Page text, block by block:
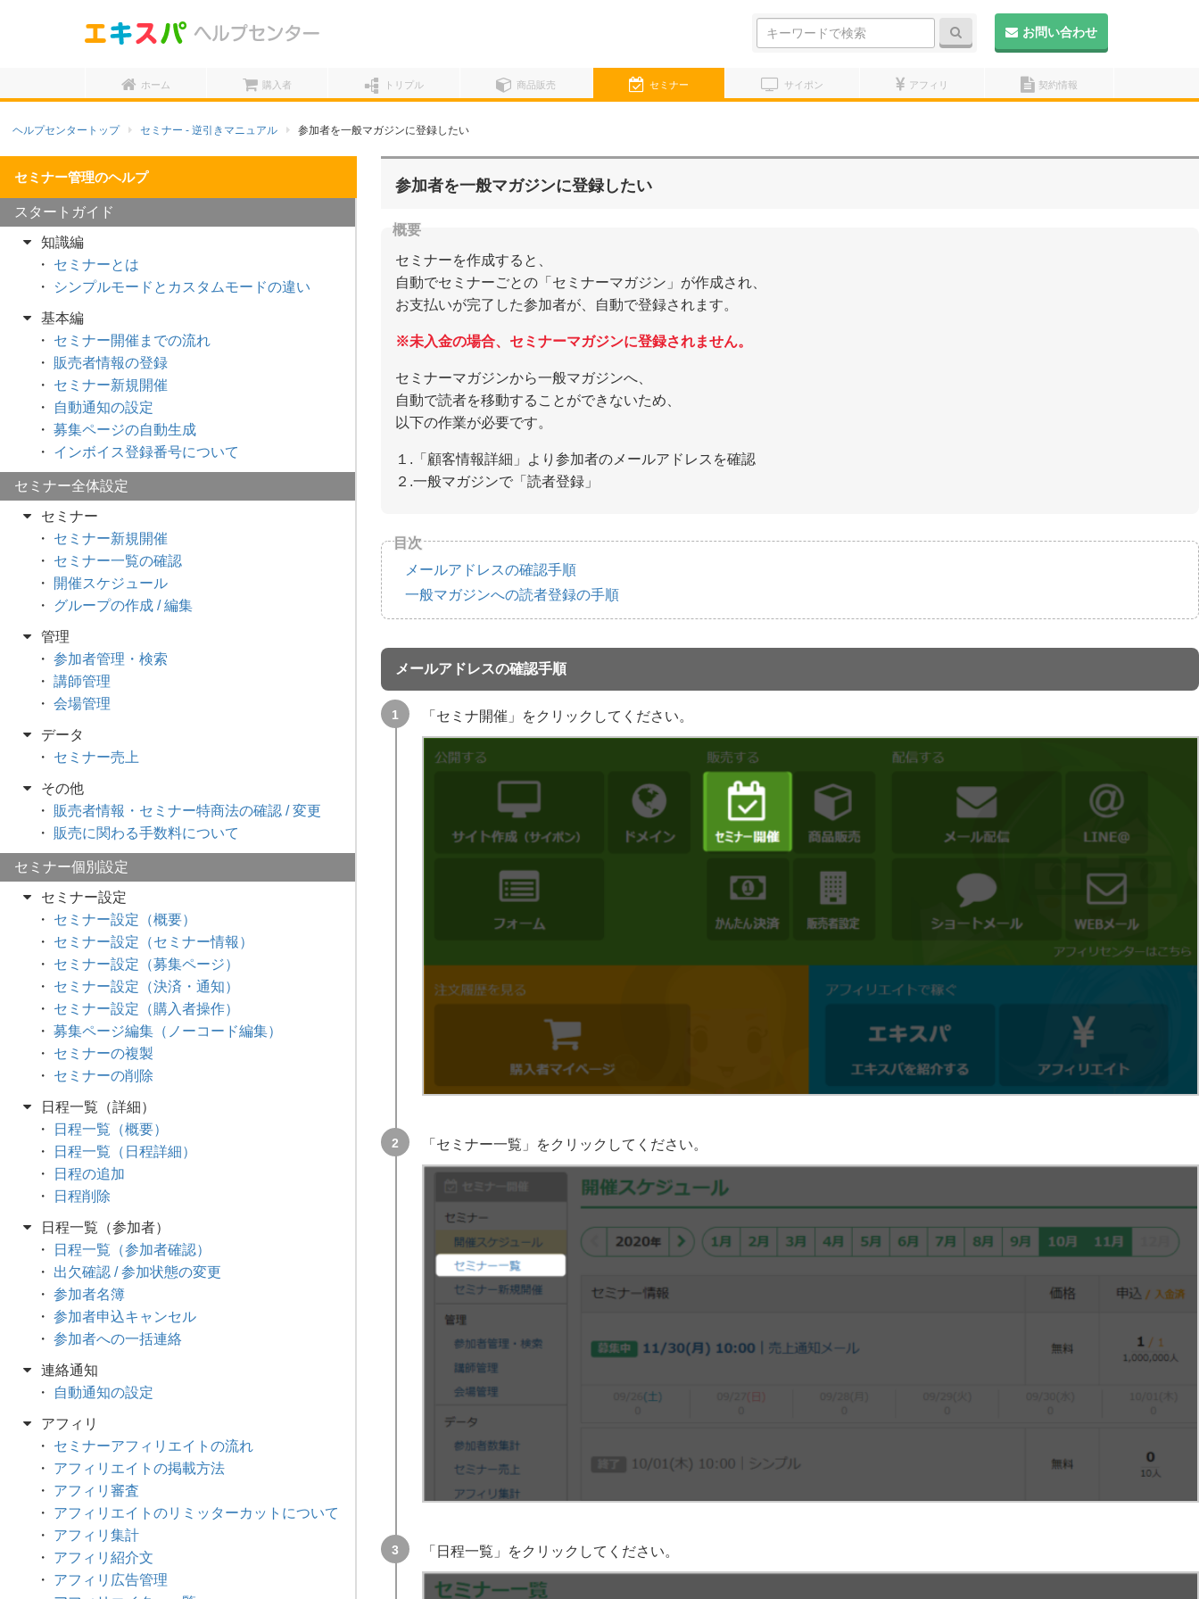
お問い合わせ
検
ホーム 購入者 トリプル 商品販売 セミナー サイポン アフィリ 契約情報
ヘルプセンタートップ セミナー - 逆引きマニュアル 参加者を一般マガジンに登録したい
参加者を一般マガジンに登録したい
セミナーを作成すると、
自動でセミナーごとの「セミナーマガジン」が作成され、
お支払いが完了した参加者が、自動で登録されます。
※未入金の場合、セミナーマガジンに登録されません。
セミナーマガジンから一般マガジンへ、
自動で読者を移動することができないため、
以下の作業が必要です。
１.「顧客情報詳細」より参加者のメールアドレスを確認
２.一般マガジンで「読者登録」
メールアドレスの確認手順
一般マガジンへの読者登録の手順
メールアドレスの確認手順
「セミナ開催」をクリックしてください。
「セミナー一覧」をクリックしてください。
「日程一覧」をクリックしてください。
スタートガイド
知識編
セミナーとは
シンプルモードとカスタムモードの違い
基本編
セミナー開催までの流れ
販売者情報の登録
セミナー新規開催
自動通知の設定
募集ページの自動生成
インボイス登録番号について
セミナー全体設定
セミナー
セミナー新規開催
セミナー一覧の確認
開催スケジュール
グループの作成 / 編集
管理
参加者管理・検索
講師管理
会場管理
データ
セミナー売上
その他
販売者情報・セミナー特商法の確認 / 変更
販売に関わる手数料について
セミナー個別設定
セミナー設定
セミナー設定（概要）
セミナー設定（セミナー情報）
セミナー設定（募集ページ）
セミナー設定（決済・通知）
セミナー設定（購入者操作）
募集ページ編集（ノーコード編集）
セミナーの複製
セミナーの削除
日程一覧（詳細）
日程一覧（概要）
日程一覧（日程詳細）
日程の追加
日程削除
日程一覧（参加者）
日程一覧（参加者確認）
出欠確認 / 参加状態の変更
参加者名簿
参加者申込キャンセル
参加者への一括連絡
連絡通知
自動通知の設定
アフィリ
セミナーアフィリエイトの流れ
アフィリエイトの掲載方法
アフィリ審査
アフィリエイトのリミッターカットについて
アフィリ集計
アフィリ紹介文
アフィリ広告管理